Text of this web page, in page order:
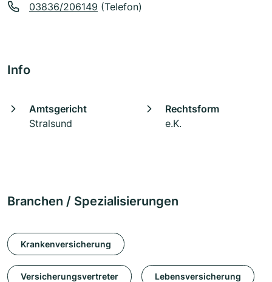
03836/206149 (Telefon)
Info
Amtsgericht
Stralsund
Rechtsform
e.K.
Branchen / Spezialisierungen
Krankenversicherung
Versicherungsvertreter Lebensversicherung